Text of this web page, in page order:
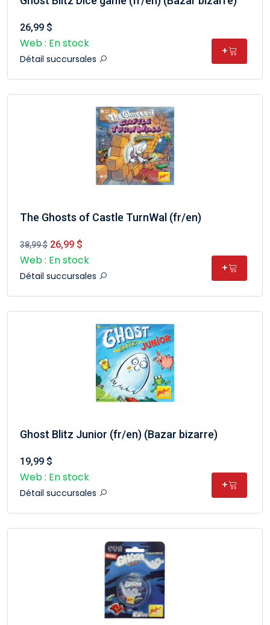
26,99 $
Web : En stock
Détail succursales
+
The Ghosts of Castle TurnWal (fr/en)
38,99 $ 26,99 $
Web : En stock
Détail succursales
+
Ghost Blitz Junior (fr/en) (Bazar bizarre)
19,99 $
Web : En stock
Détail succursales
+